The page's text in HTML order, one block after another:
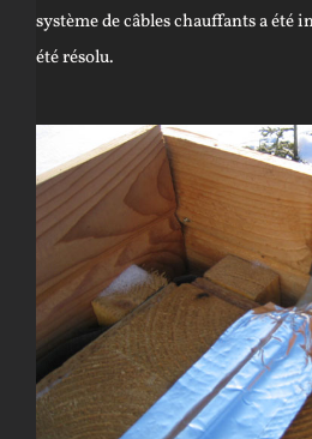
système de câbles chauffants a été
été résolu.